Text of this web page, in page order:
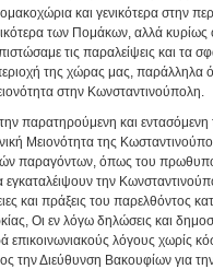
και γενικότερα στην
των Πομάκων, αλλά κυρίως
τις παραλείψεις και τα
της χώρας μας, παράλληλα
στην Κωνσταντινούπολη.
παρατηρούμενη και
Μειονότητα της
παραγόντων, όπως του
εγκαταλέιψουν την
και πράξεις του παρελθόντος
Οι εν λόγω δηλώσεις και
λόγους χωρίς
την Διεύθυνση Βακουφίων για